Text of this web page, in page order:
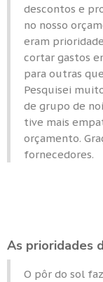
descontos e
no nosso
eram
cortar gastos
para outras
Pesquisei
de grupo de
tive mais
orçamento.
fornecedores.
As prioridades
O pôr do sol